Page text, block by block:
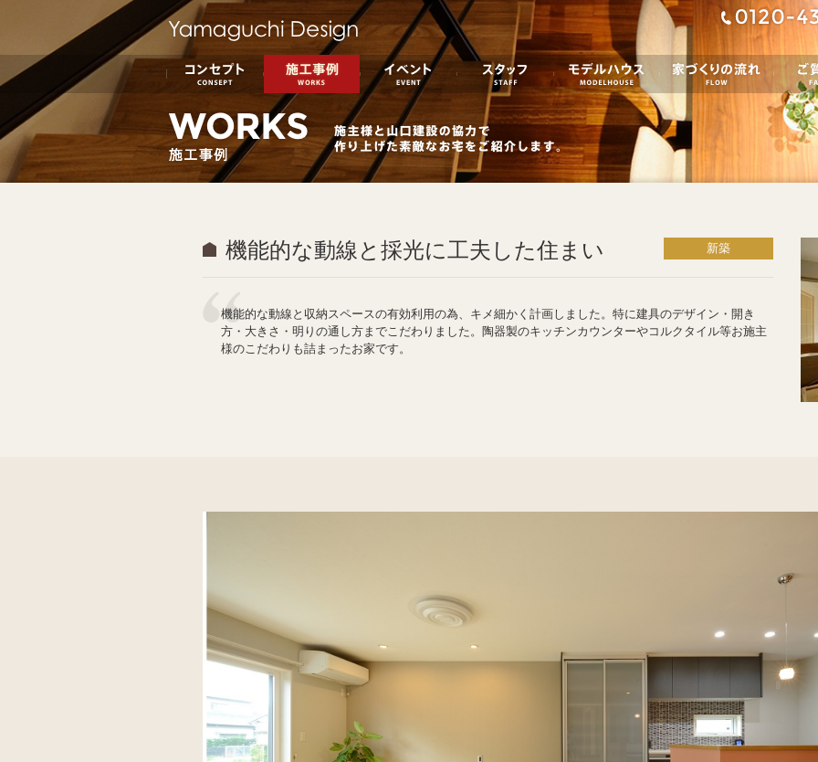
コンセプト 施工事例 イベント／お知らせ スタッフ モデルハウス 家づく
新築
機能的な動線と採光に工夫した住まい
機能的な動線と収納スペースの有効利用の為、キメ細かく計画しました。特に建具のデザイン・開き
方・大きさ・明りの通し方までこだわりました。陶器製のキッチンカウンターやコルクタイル等お施主
様のこだわりも詰まったお家です。